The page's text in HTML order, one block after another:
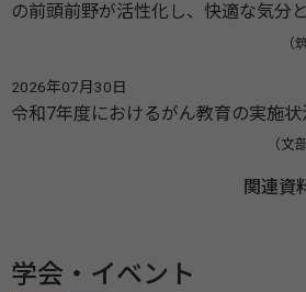
の前頭前野が活性化し、快適な気分
（
2026年07月30日
令和7年度におけるがん教育の実施
（文
関連資
学会・イベント